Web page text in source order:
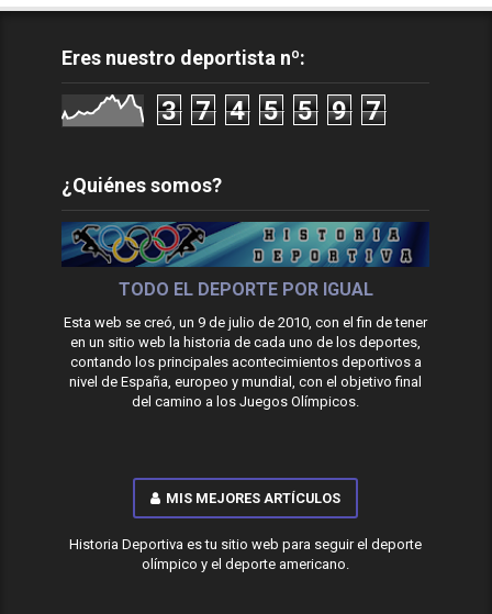
Eres nuestro deportista nº:
3 7 4 5 5 9 7
¿Quiénes somos?
TODO EL DEPORTE POR IGUAL
Esta web se creó, un 9 de julio de 2010, con el fin de tener
en un sitio web la historia de cada uno de los deportes,
contando los principales acontecimientos deportivos a
nivel de España, europeo y mundial, con el objetivo final
del camino a los Juegos Olímpicos.
MIS MEJORES ARTÍCULOS
Historia Deportiva es tu sitio web para seguir el deporte
olímpico y el deporte americano.